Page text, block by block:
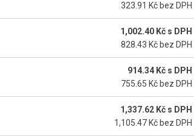
323.91 Kč bez DPH
1,002.40 Kč s DPH
828.43 Kč bez DPH
914.34 Kč s DPH
755.65 Kč bez DPH
1,337.62 Kč s DPH
1,105.47 Kč bez DPH